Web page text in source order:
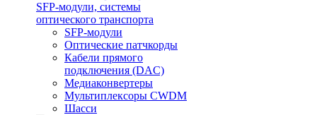
SFP-модули, системы
оптического транспорта
SFP-модули
Оптические патчкорды
Кабели прямого
подключения (DAC)
Медиаконвертеры
Мультиплексоры CWDM
Шасси